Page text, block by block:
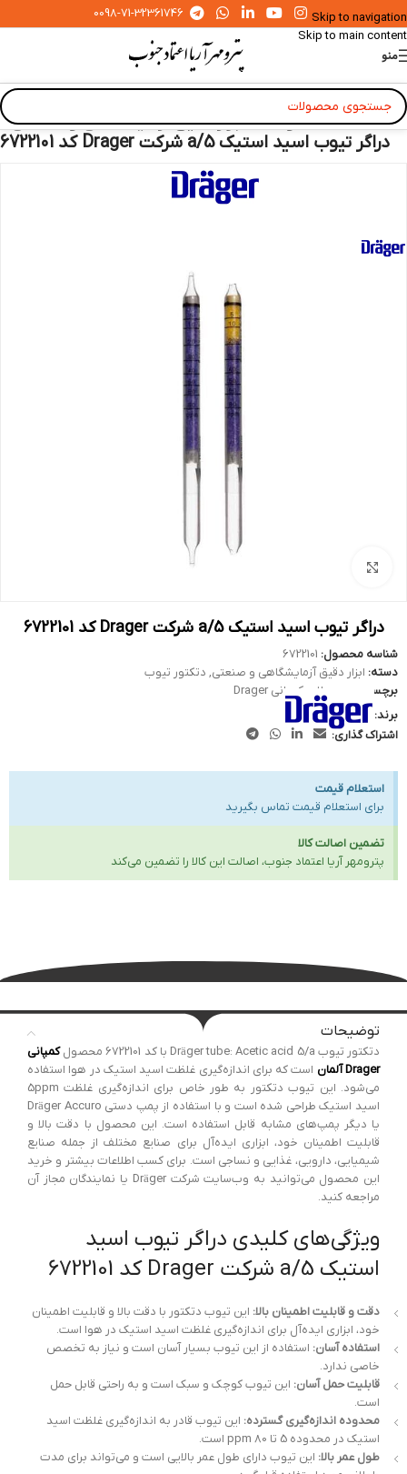
Skip to navigation
Skip to main content
0098-71-32361746
منو
خانه»محصولات»ابزار دقیق آزمایشگاهی و صنعتی»
دراگر تیوب اسید استیک 5/a شرکت Drager کد 6722101
دراگر تیوب اسید استیک 5/a شرکت Drager کد 6722101
شناسه محصول: 6722101
دسته: ابزار دقیق آزمایشگاهی و صنعتی, دتکتور تیوب
برچسب:
محصولات کمپانی Drager
برند:
اشتراک گذاری:
استعلام قیمت
برای استعلام قیمت تماس بگیرید
تضمین اصالت کالا
پترومهر آریا اعتماد جنوب، اصالت این کالا را تضمین می‌کند
توضیحات
دتکتور تیوب Dräger tube: Acetic acid 5/a با کد 6722101 محصول
کمپانی
Drager آلمان
است که برای اندازه‌گیری غلظت اسید استیک در هوا استفاده
می‌شود. این تیوب دتکتور به طور خاص برای اندازه‌گیری غلظت 5ppm
اسید استیک طراحی شده است و با استفاده از پمپ دستی Dräger Accuro
یا دیگر پمپ‌های مشابه قابل استفاده است. این محصول با دقت بالا و
قابلیت اطمینان خود، ابزاری ایده‌آل برای صنایع مختلف از جمله صنایع
شیمیایی، دارویی، غذایی و نساجی است. برای کسب اطلاعات بیشتر و خرید
این محصول می‌توانید به وب‌سایت شرکت Dräger یا نمایندگان مجاز آن
مراجعه کنید.
ویژگی‌های کلیدی دراگر تیوب اسید
استیک 5/a شرکت Drager کد 6722101
دقت و قابلیت اطمینان بالا: این تیوب دتکتور با دقت بالا و قابلیت اطمینان
خود، ابزاری ایده‌آل برای اندازه‌گیری غلظت اسید استیک در هوا است.
استفاده آسان: استفاده از این تیوب بسیار آسان است و نیاز به تخصص
خاصی ندارد.
قابلیت حمل آسان: این تیوب کوچک و سبک است و به راحتی قابل حمل
است.
محدوده اندازه‌گیری گسترده: این تیوب قادر به اندازه‌گیری غلظت اسید
استیک در محدوده 5 تا 80 ppm است.
طول عمر بالا: این تیوب دارای طول عمر بالایی است و می‌تواند برای مدت